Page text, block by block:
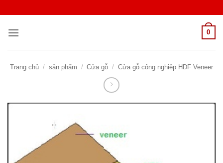
nội
0
Trang chủ / sản phẩm / Cửa gỗ / Cửa gỗ công nghiệp HDF Veneer